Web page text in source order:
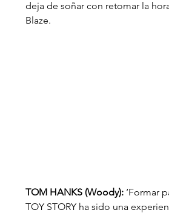
deja de soñar con retomar la
Blaze.
TOM HANKS (Woody): ‘Formar
TOY STORY ha sido una